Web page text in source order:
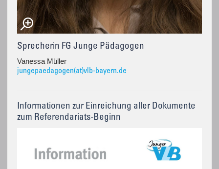
Sprecherin FG Junge Pädagogen
Vanessa Müller
jungepaedagogen(at)vlb-bayern.de
Informationen zur Einreichung aller Dokumente
zum Referendariats-Beginn